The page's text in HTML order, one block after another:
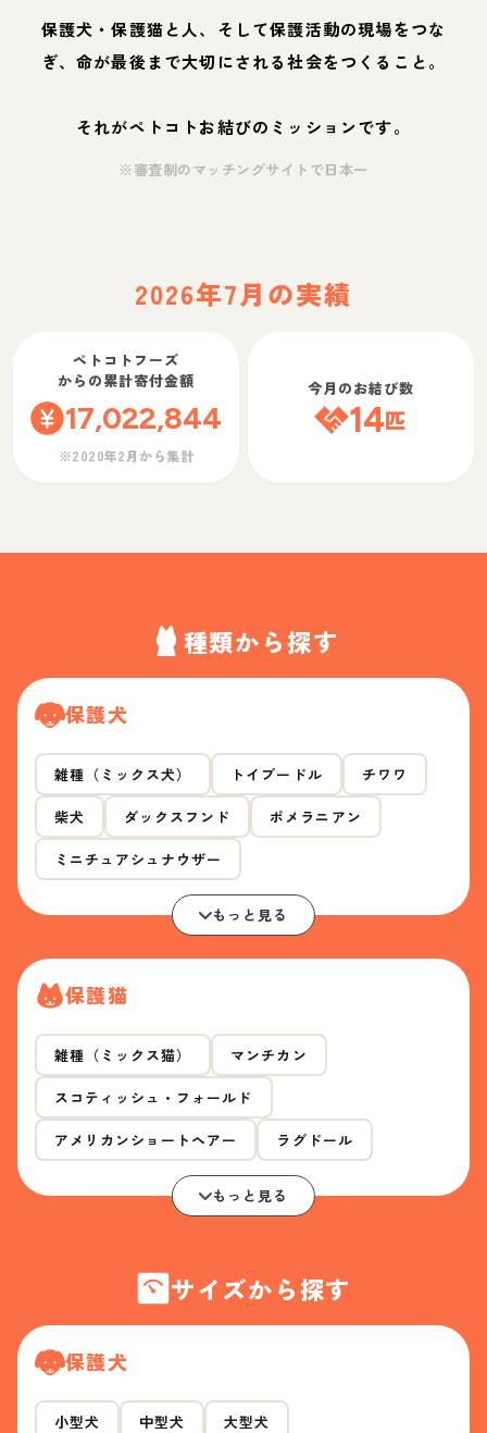
保護犬・保護猫と人、そして保護活動の現場をつな
ぎ、命が最後まで大切にされる社会をつくること。
それがペトコトお結びのミッションです。
※審査制のマッチングサイトで日本一
2026年7月の実績
ペトコトフーズ
からの累計寄付金額
17,022,844
※2020年2月から集計
今月のお結び数
14匹
種類から探す
保護犬
雑種（ミックス犬） トイプードル チワワ
柴犬 ダックスフンド ポメラニアン
ミニチュアシュナウザー
もっと見る
保護猫
雑種（ミックス猫） マンチカン
スコティッシュ・フォールド
アメリカンショートヘアー ラグドール
もっと見る
サイズから探す
保護犬
小型犬 中型犬 大型犬